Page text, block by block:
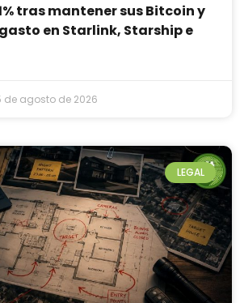
tras mantener sus Bitcoin y
en Starlink, Starship e
de agosto de 2026
LEGAL